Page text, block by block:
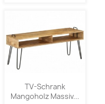
TV-Schrank
Mangoholz Massiv...